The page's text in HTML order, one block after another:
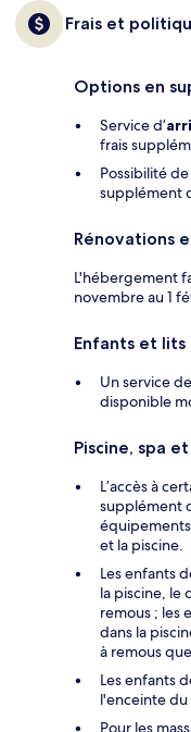
Frais et
Options en
Service d’
frais
Possibilité de
supplément
Rénovations
L'hébergement
novembre au 1
Enfants et
Un service
disponible
Piscine, spa
L’accès à
supplément
équipements
et la piscine.
Les enfants
la piscine, le
remous ; les
dans la
à remous
Les enfants
l'enceinte du
Pour les